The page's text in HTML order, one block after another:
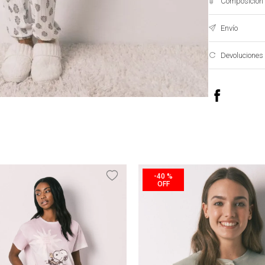
Envío
Devoluciones
-40 %